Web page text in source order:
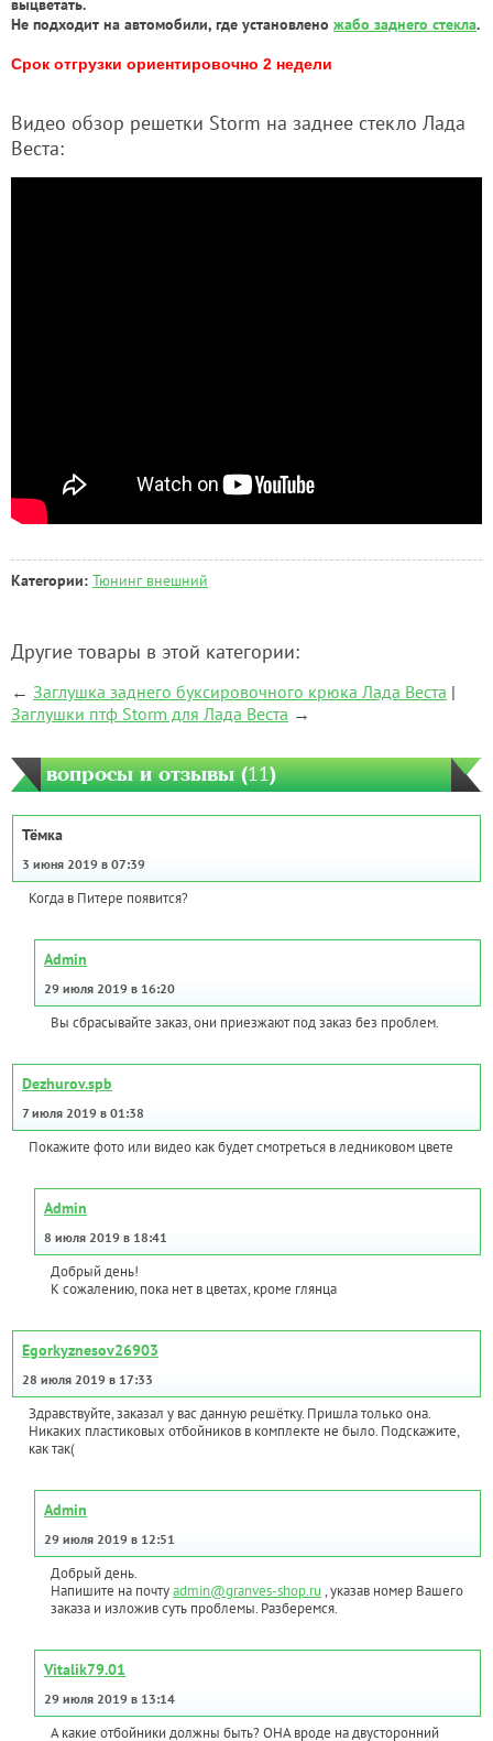
Не подходит на автомобили, где установлено жабо заднего стекла.
Срок отгрузки ориентировочно 2 недели
Видео обзор решетки Storm на заднее стекло Лада
Веста:
Категории: Тюнинг внешний
Другие товары в этой категории:
← Заглушка заднего буксировочного крюка Лада Веста |
Заглушки птф Storm для Лада Веста →
вопросы и отзывы (11)
Тёмка
3 июня 2019 в 07:39
Когда в Питере появится?
Admin
29 июля 2019 в 16:20
Вы сбрасывайте заказ, они приезжают под заказ без проблем.
Dezhurov.spb
7 июля 2019 в 01:38
Покажите фото или видео как будет смотреться в ледниковом цвете
Admin
8 июля 2019 в 18:41
Добрый день!
К сожалению, пока нет в цветах, кроме глянца
Egorkyznesov26903
28 июля 2019 в 17:33
Здравствуйте, заказал у вас данную решётку. Пришла только она.
Никаких пластиковых отбойников в комплекте не было. Подскажите,
как так(
Admin
29 июля 2019 в 12:51
Добрый день.
Напишите на почтуadmin@granves-shop.ru , указав номер Вашего
заказа и изложив суть проблемы. Разберемся.
Vitalik79.01
29 июля 2019 в 13:14
А какие отбойники должны быть? ОНА вроде на двусторонний